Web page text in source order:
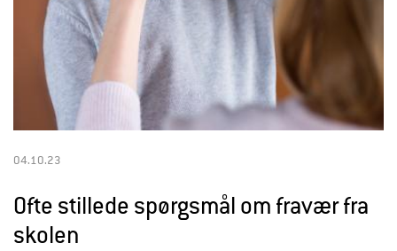
04.10.23
Ofte stillede spørgsmål om fravær fra
skolen